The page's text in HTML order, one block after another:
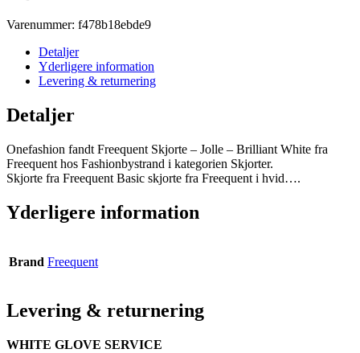
Varenummer: f478b18ebde9
Detaljer
Yderligere information
Levering & returnering
Detaljer
Onefashion fandt Freequent Skjorte – Jolle – Brilliant White fra
Freequent hos Fashionbystrand i kategorien Skjorter.
Skjorte fra Freequent Basic skjorte fra Freequent i hvid….
Yderligere information
Brand Freequent
Levering & returnering
WHITE GLOVE SERVICE